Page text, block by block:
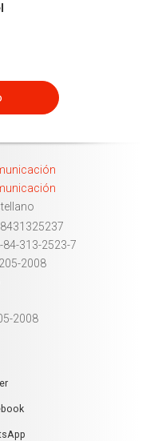
84-313-2523-7
2008
2008